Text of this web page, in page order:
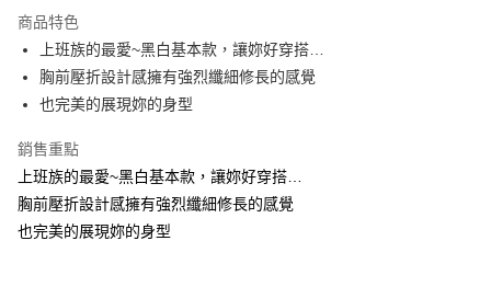
流程，驗證手機門號後，選擇欲分期的期數、繳款截止日，確認付款後即完
成交易。
3.實際核准額度、可分期數及費用金額請依後續交易確認頁面所載為準。
4.訂單成立30分鐘內，如未前往確認交易或遇審核未通過，訂單將自動取
法說明評估內容。
1.分期款項不併入電信帳單，「大哥付你分期」於每月結算日後寄送繳費提
醒簡訊。
帳／街口支付／iPASS MONEY」等通路繳費。
【關於「AFTEE先享後付」】
AFTEE先享後付是「在收到商品之後才付款」的支付方式。 讓您購物簡單
便利好安心！
１．簡單：不需註冊會員、不需綁卡、不需儲值。
２．便利：只要手機號碼，簡訊認證，即可結帳。
【「AFTEE先享後付」結帳流程】
１．於結帳方式選擇「AFTEE先享後付」後，將跳轉至「AFTEE先享後付」
結帳頁面，進行簡訊認證並確認金額後，即可完成結帳。
３．收到繳費通知簡訊後14天內，點擊此簡訊中的連結，可透過四大超商／
ATM付款
每筆NT$70，滿NT$699(含以上)免運費
付款後全家取貨
每筆NT$70，滿NT$699(含以上)免運費
商品特色
上班族的最愛~黑白基本款，讓妳好穿搭…
胸前壓折設計感擁有強烈纖細修長的感覺
也完美的展現妳的身型
銷售重點
上班族的最愛~黑白基本款，讓妳好穿搭…
胸前壓折設計感擁有強烈纖細修長的感覺
也完美的展現妳的身型